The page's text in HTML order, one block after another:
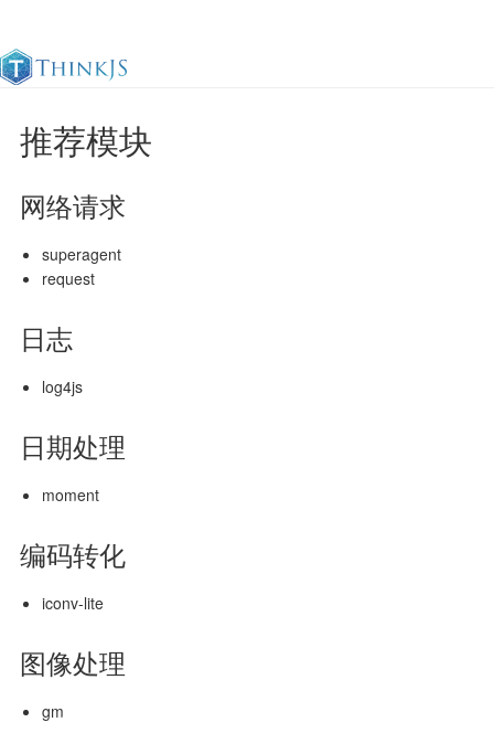
官方文档
推荐模块
网络请求
superagent
request
日志
log4js
日期处理
moment
编码转化
iconv-lite
图像处理
gm